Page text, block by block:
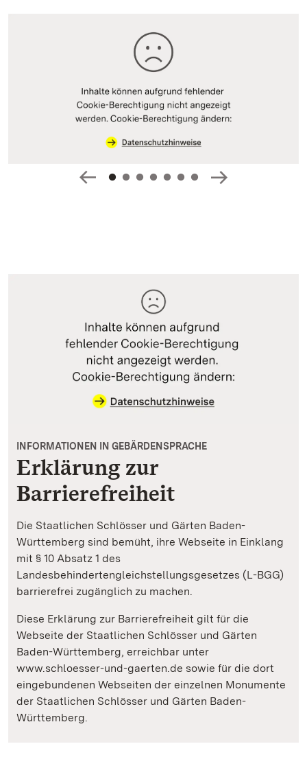
Erklärung zur
Barrierefreiheit
INFORMATIONEN IN GEBÄRDENSPRACHE
Die Staatlichen Schlösser und Gärten Baden-
Württemberg sind bemüht, ihre Webseite in Einklang
mit § 10 Absatz 1 des
Landesbehindertengleichstellungsgesetzes (L-BGG)
barrierefrei zugänglich zu machen.
Diese Erklärung zur Barrierefreiheit gilt für die
Webseite der Staatlichen Schlösser und Gärten
Baden-Württemberg, erreichbar unter
www.schloesser-und-gaerten.de sowie für die dort
eingebundenen Webseiten der einzelnen Monumente
der Staatlichen Schlösser und Gärten Baden-
Württemberg.